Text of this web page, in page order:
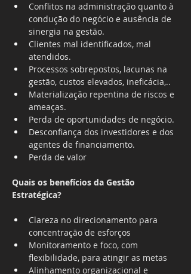
Conflitos na administração quanto à
condução do negócio e ausência de
sinergia na gestão.
Clientes mal identificados, mal
atendidos.
Processos sobrepostos, lacunas na
gestão, custos elevados, ineficácia,..
Materialização repentina de riscos e
ameaças.
Perda de oportunidades de negócio.
Desconfiança dos investidores e dos
agentes de financiamento.
Perda de valor
Quais os benefícios da Gestão
Estratégica?
Clareza no direcionamento para
concentração de esforços
Monitoramento e foco, com
flexibilidade, para atingir as metas
Alinhamento organizacional e